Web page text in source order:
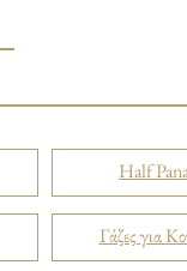
Half
Γάζες για